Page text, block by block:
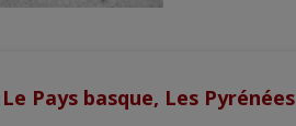
Pays basque, Les Pyrénées